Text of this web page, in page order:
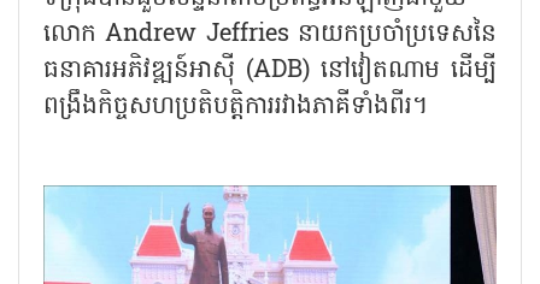
លោក Andrew Jeffries នាយកប្រចាំប្រទេសនៃ
ធនាគារអភិវឌ្ឍន៍អាស៊ី (ADB) នៅវៀតណាម ដើម្បី
ពង្រឹងកិច្ចសហប្រតិបត្តិការរវាងភាគីទាំងពីរ។